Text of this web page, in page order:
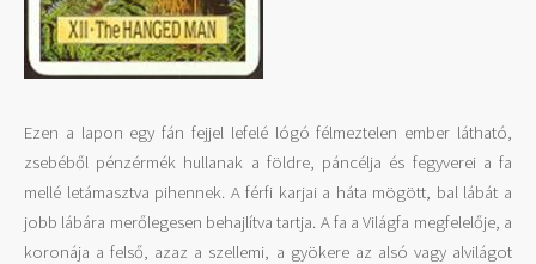
Ezen a lapon egy fán fejjel lefelé lógó félmeztelen ember látható,
zsebéből pénzérmék hullanak a földre, páncélja és fegyverei a fa
mellé letámasztva pihennek. A férfi karjai a háta mögött, bal lábát a
jobb lábára merőlegesen behajlítva tartja. A fa a Világfa megfelelője, a
koronája a felső, azaz a szellemi, a gyökere az alsó vagy alvilágot